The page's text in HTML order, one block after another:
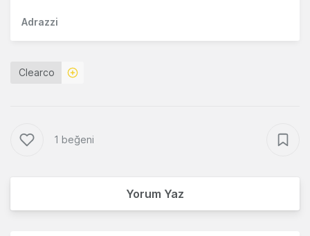
Adrazzi
Clearco
1 beğeni
Yorum Yaz